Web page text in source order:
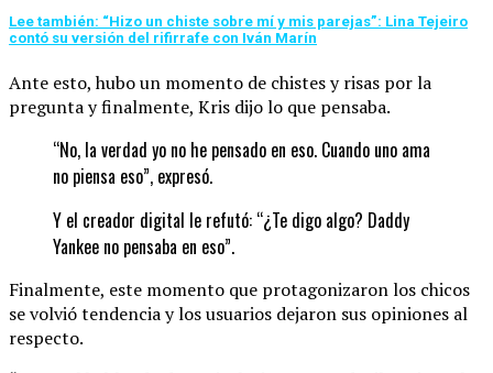
Lee también: “Hizo un chiste sobre mí y mis parejas”: Lina Tejeiro
contó su versión del rifirrafe con Iván Marín
Ante esto, hubo un momento de chistes y risas por la
pregunta y finalmente, Kris dijo lo que pensaba.
“No, la verdad yo no he pensado en eso. Cuando uno ama
no piensa eso”, expresó.
Y el creador digital le refutó: “¿Te digo algo? Daddy
Yankee no pensaba en eso”.
Finalmente, este momento que protagonizaron los chicos
se volvió tendencia y los usuarios dejaron sus opiniones al
respecto.